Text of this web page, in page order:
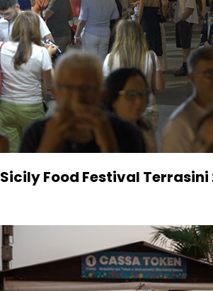
Sicily Food Festival Terrasini